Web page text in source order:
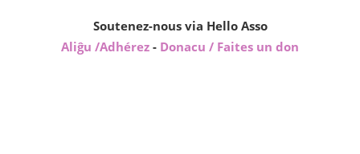
Soutenez-nous via Hello Asso
Aliĝu /Adhérez - Donacu / Faites un don